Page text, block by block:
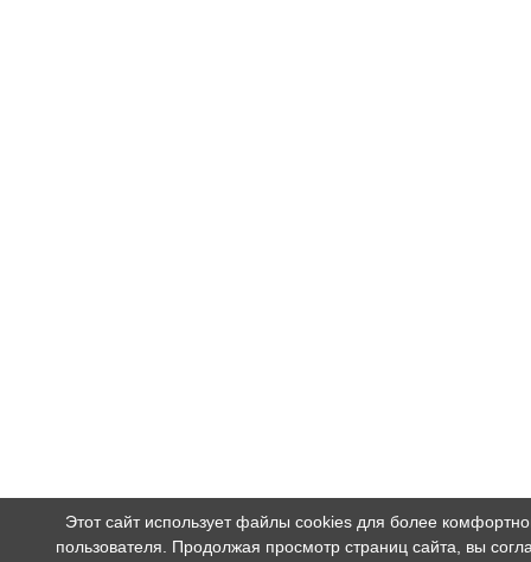
Этот сайт использует файлы cookies для более
пользователя. Продолжая просмотр страниц сайта, вы